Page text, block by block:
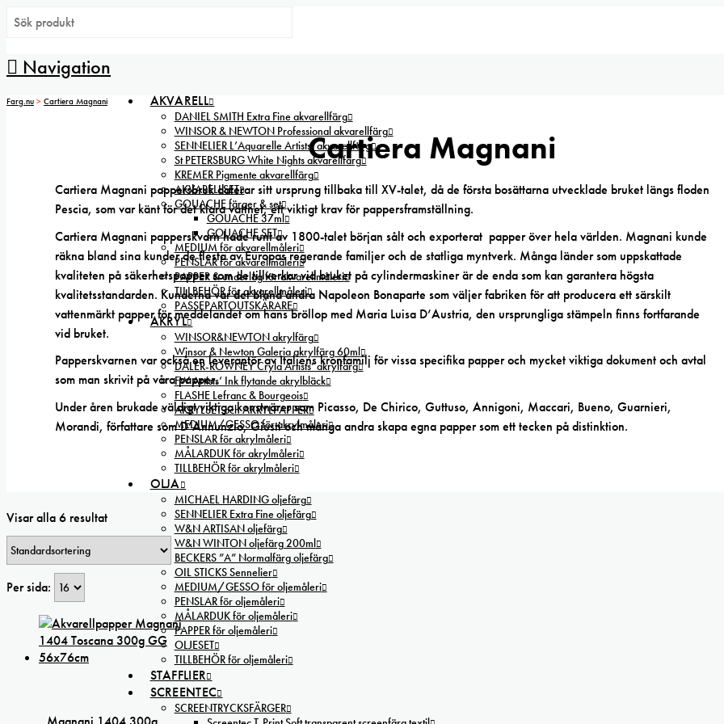
Navigation
AKVARELL
DANIEL SMITH Extra Fine akvarellfärg
WINSOR & NEWTON Professional akvarellfärg
SENNELIER L’Aquarelle Artists’ akvarellfärg
St PETERSBURG White Nights akvarellfärg
KREMER Pigmente akvarellfärg
AKVARELLSET
GOUACHE färger & set
GOUACHE 37ml
GOUACHE SET
MEDIUM för akvarellmåleri
PENSLAR för akvarellmåleri
PAPPER & underlag för akvarellmåleri
TILLBEHÖR för akvarellmåleri
PASSEPARTOUTSKÄRARE
AKRYL
WINSOR&NEWTON akrylfärg
Winsor & Newton Galeria akrylfärg 60ml
DALER-ROWNEY Cryla Artists’ akrylfärg
FW Artists’ Ink flytande akrylbläck
FLASHE Lefranc & Bourgeois
AKRYLSET och AKRYLPAPPER
MEDIUM/GESSO för akrylmåleri
PENSLAR för akrylmåleri
MÅLARDUK för akrylmåleri
TILLBEHÖR för akrylmåleri
OLJA
MICHAEL HARDING oljefärg
SENNELIER Extra Fine oljefärg
W&N ARTISAN oljefärg
W&N WINTON oljefärg 200ml
BECKERS ”A” Normalfärg oljefärg
OIL STICKS Sennelier
MEDIUM/GESSO för oljemåleri
PENSLAR för oljemåleri
MÅLARDUK för oljemåleri
PAPPER för oljemåleri
OLJESET
TILLBEHÖR för oljemåleri
STAFFLIER
SCREENTEC
SCREENTRYCKSFÄRGER
Farg.nu > Cartiera Magnani
Cartiera Magnani
Cartiera Magnani pappersbruk daterar sitt ursprung tillbaka till XV-talet, då de första bosättarna utvecklade bruket längs floden
Pescia, som var känt för det klara vattnet, ett viktigt krav för pappersframställning.
Cartiera Magnani papperskvarn hade runt av 1800-talet början sålt och exporterat papper över hela världen. Magnani kunde
räkna bland sina kunder de flesta av Europas regerande familjer och de statliga myntverk. Många länder som uppskattade
kvaliteten på säkerhetspapper som de tillverkar vid bruket på cylindermaskiner är de enda som kan garantera högsta
kvalitetsstandarden. Kunderna var det bland andra Napoleon Bonaparte som väljer fabriken för att producera ett särskilt
vattenmärkt papper för meddelandet om hans bröllop med Maria Luisa D’Austria, den ursprungliga stämpeln finns fortfarande
vid bruket.
Papperskvarnen var också en leverantör av Italiens kronfamilj för vissa specifika papper och mycket viktiga dokument och avtal
som man skrivit på våra papper.
Under åren brukade väldigt viktiga konstnärer som Picasso, De Chirico, Guttuso, Annigoni, Maccari, Bueno, Guarnieri,
Morandi, författare som D’Annunzio, Giusti och många andra skapa egna papper som ett tecken på distinktion.
Visar alla 6 resultat
Per sida: